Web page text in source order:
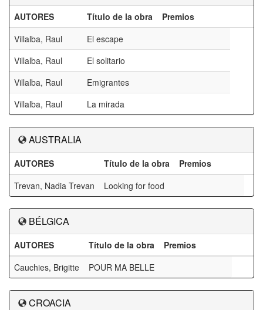
AUTORES Título de la obra
Premios
Villalba, Raul
El escape
Villalba, Raul
El solitario
Villalba, Raul
Emigrantes
Villalba, Raul
La mirada
AUSTRALIA
AUTORES Título de la obra
Premios
Trevan, Nadia Trevan
Looking for food
BÉLGICA
AUTORES Título de la obra
Premios
Cauchies, Brigitte
POUR MA BELLE
CROACIA